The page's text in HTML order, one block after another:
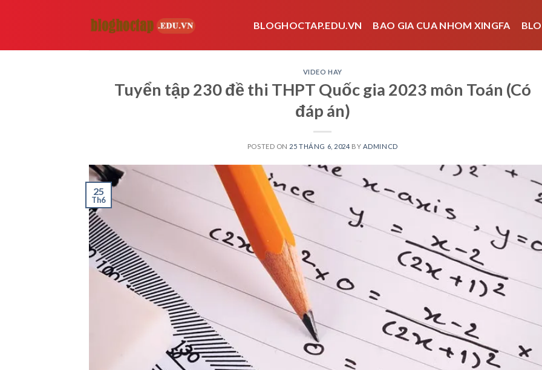
BLOGHOCTAP.EDU.VN BAO GIA CUA NHOM XINGFA
VIDEO HAY
Tuyển tập 230 đề thi THPT Quốc gia 2023 môn Toán (Có
đáp án)
POSTED ON 25 THÁNG 6, 2024 BY ADMINCD
25
Th6